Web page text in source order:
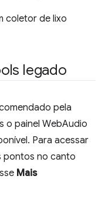
coletor de lixo
legado
pela
o painel WebAudio
Para acessar
pontos no canto
Mais